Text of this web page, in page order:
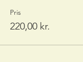
Pris
220,00 kr.